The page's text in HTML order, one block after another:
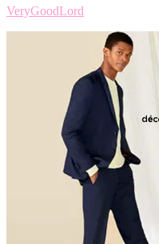
VeryGoodLord